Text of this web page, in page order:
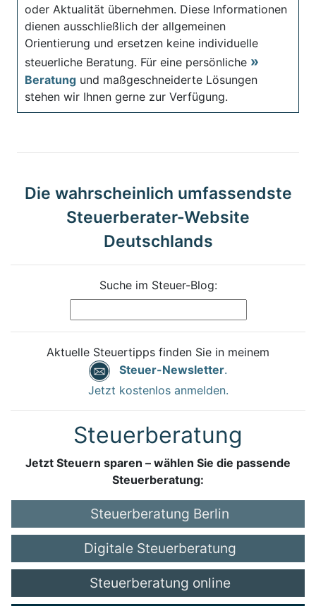
oder Aktualität übernehmen. Diese Informationen
dienen ausschließlich der allgemeinen
Orientierung und ersetzen keine individuelle
steuerliche Beratung. Für eine persönliche
Beratung und maßgeschneiderte Lösungen
stehen wir Ihnen gerne zur Verfügung.
Die wahrscheinlich umfassendste
Steuerberater-Website
Deutschlands
Suche im Steuer-Blog:
Aktuelle Steuertipps finden Sie in meinem
Steuer-Newsletter.
Jetzt kostenlos anmelden.
Steuerberatung
Jetzt Steuern sparen – wählen Sie die passende
Steuerberatung:
Steuerberatung Berlin
Digitale Steuerberatung
Steuerberatung online